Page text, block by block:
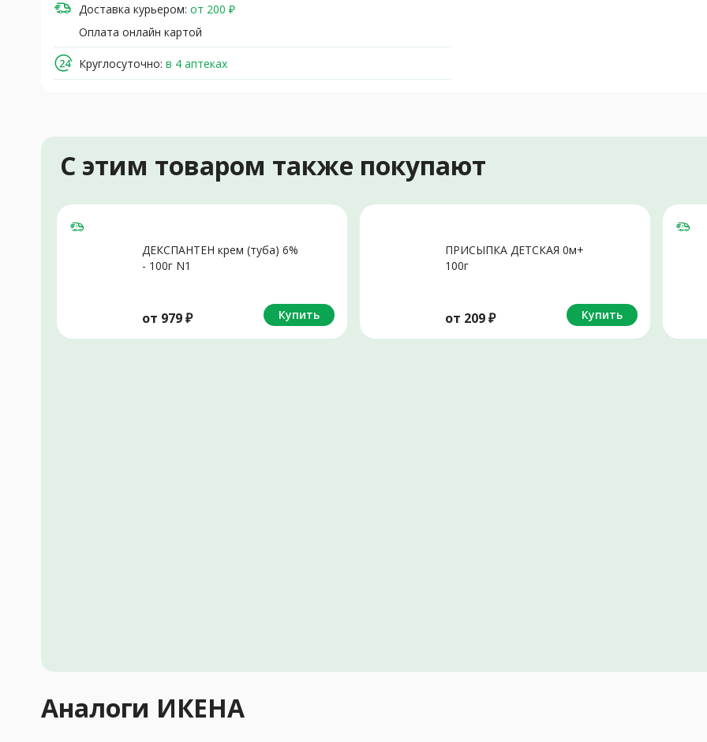
Доставка курьером: от 200 ₽
Оплата онлайн картой
Круглосуточно: в 4 аптеках
С этим товаром также покупают
ДЕКСПАНТЕН крем (туба) 6%
- 100г N1
от 979₽ Купить
ПРИСЫПКА ДЕТСКАЯ 0м+
100г
от 209₽ Купить
Аналоги ИКЕНА